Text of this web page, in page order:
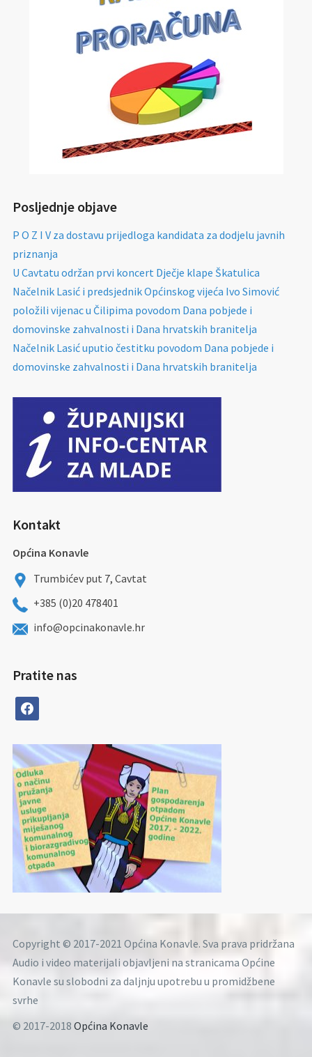
Posljednje objave
P O Z I V za dostavu prijedloga kandidata za dodjelu javnih
priznanja
U Cavtatu održan prvi koncert Dječje klape Škatulica
Načelnik Lasić i predsjednik Općinskog vijeća Ivo Simović
položili vijenac u Čilipima povodom Dana pobjede i
domovinske zahvalnosti i Dana hrvatskih branitelja
Načelnik Lasić uputio čestitku povodom Dana pobjede i
domovinske zahvalnosti i Dana hrvatskih branitelja
Kontakt
Općina Konavle
Trumbićev put 7, Cavtat
+385 (0)20 478401
info@opcinakonavle.hr
Pratite nas
facebook
Copyright © 2017-2021 Općina Konavle. Sva prava pridržana
Audio i video materijali objavljeni na stranicama Općine
Konavle su slobodni za daljnju upotrebu u promidžbene
svrhe
© 2017-2018 Općina Konavle